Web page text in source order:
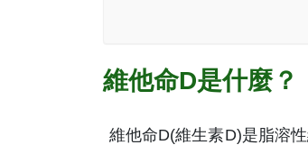
維他命D是什麼？
維他命D(維生素D)是脂溶